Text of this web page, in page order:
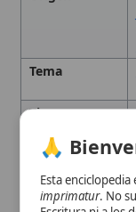
Teológico
🙏
Esta enciclopedia
imprimatur. No
Escritura ni a los
destinada
los artículos se
Se insta a
colaborar en la
del menú superior.
ha leído y acepta
aviso legal.